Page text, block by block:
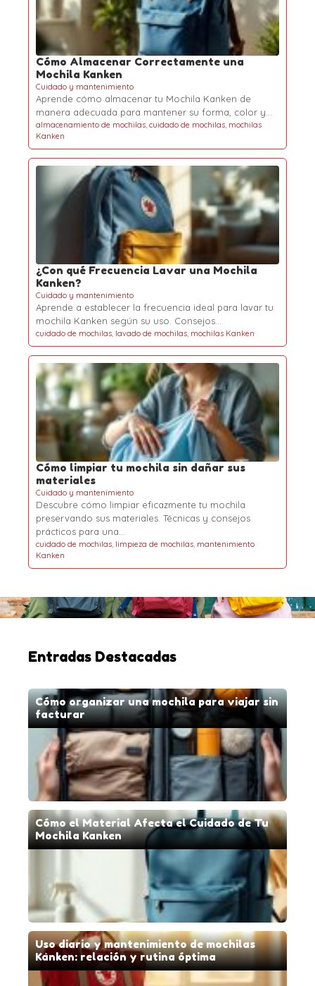
Cómo Almacenar Correctamente una
Mochila Kanken
Cuidado y mantenimiento
Aprende cómo almacenar tu Mochila Kanken de
manera adecuada para mantener su forma, color y…
almacenamiento de mochilas, cuidado de mochilas, mochilas
Kanken
¿Con qué Frecuencia Lavar una Mochila
Kanken?
Cuidado y mantenimiento
Aprende a establecer la frecuencia ideal para lavar tu
mochila Kanken según su uso. Consejos…
cuidado de mochilas, lavado de mochilas, mochilas Kanken
Cómo limpiar tu mochila sin dañar sus
materiales
Cuidado y mantenimiento
Descubre cómo limpiar eficazmente tu mochila
preservando sus materiales. Técnicas y consejos
prácticos para una…
cuidado de mochilas, limpieza de mochilas, mantenimiento
Kanken
Entradas Destacadas
Cómo organizar una mochila para viajar sin
facturar
Cómo el Material Afecta el Cuidado de Tu
Mochila Kanken
Uso diario y mantenimiento de mochilas
Kånken: relación y rutina óptima